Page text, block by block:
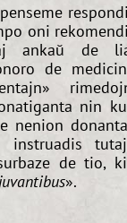
oni
ankaŭ de
de
nin
nenion
de tio,
».